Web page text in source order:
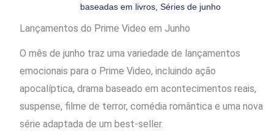
baseadas em livros, Séries de junho
Lançamentos do Prime Video em Junho
O mês de junho traz uma variedade de lançamentos
emocionais para o Prime Video, incluindo ação
apocalíptica, drama baseado em acontecimentos reais,
suspense, filme de terror, comédia romântica e uma nova
série adaptada de um best-seller.